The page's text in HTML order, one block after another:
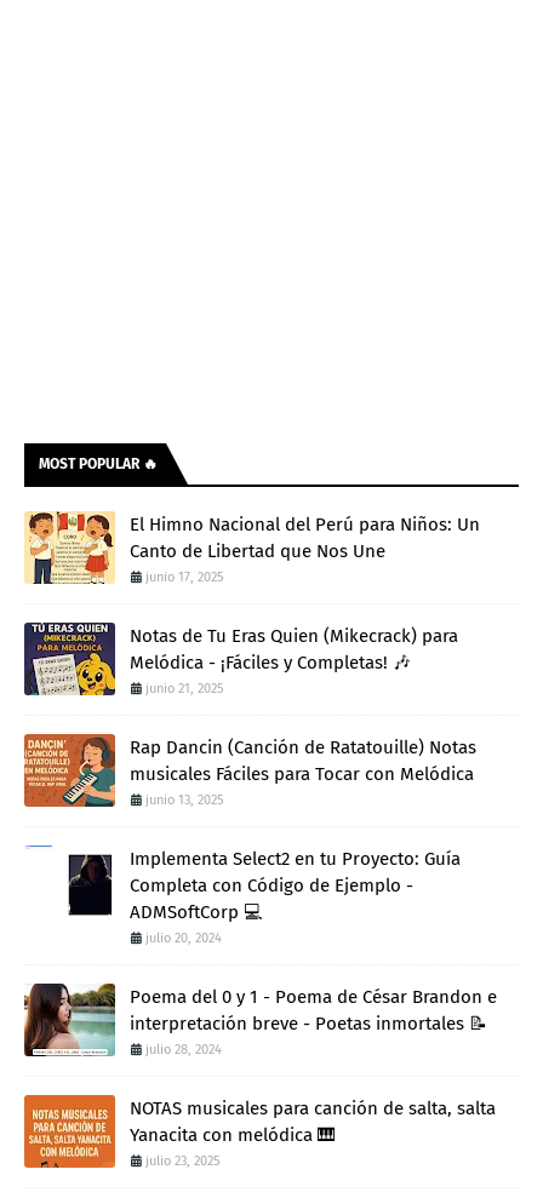
MOST POPULAR 🔥
El Himno Nacional del Perú para Niños: Un
Canto de Libertad que Nos Une
junio 17, 2025
Notas de Tu Eras Quien (Mikecrack) para
Melódica - ¡Fáciles y Completas! 🎶
junio 21, 2025
Rap Dancin (Canción de Ratatouille) Notas
musicales Fáciles para Tocar con Melódica
junio 13, 2025
Implementa Select2 en tu Proyecto: Guía
Completa con Código de Ejemplo -
ADMSoftCorp 💻
julio 20, 2024
Poema del 0 y 1 - Poema de César Brandon e
interpretación breve - Poetas inmortales 📝
julio 28, 2024
NOTAS musicales para canción de salta, salta
Yanacita con melódica 🎹
julio 23, 2025